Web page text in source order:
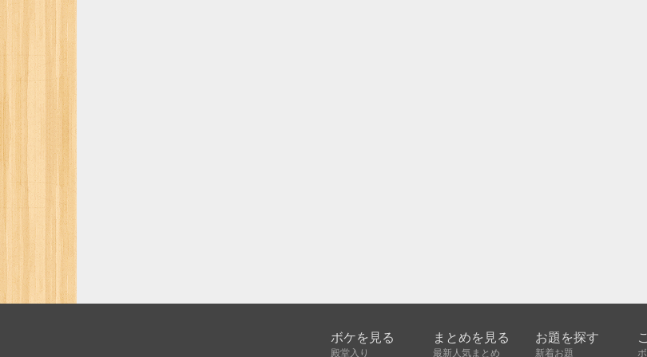
ボケを見る
殿堂入り
まとめを見る
最新人気まとめ
お題を探す
新着お題